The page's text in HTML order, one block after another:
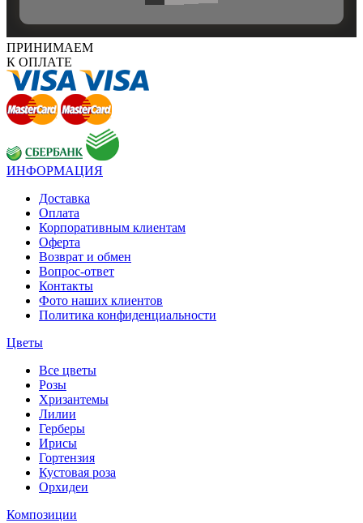
ПРИНИМАЕМ
К ОПЛАТЕ
ИНФОРМАЦИЯ
Доставка
Оплата
Корпоративным клиентам
Оферта
Возврат и обмен
Вопрос-ответ
Контакты
Фото наших клиентов
Политика конфиденциальности
Цветы
Все цветы
Розы
Хризантемы
Лилии
Герберы
Ирисы
Гортензия
Кустовая роза
Орхидеи
Композиции